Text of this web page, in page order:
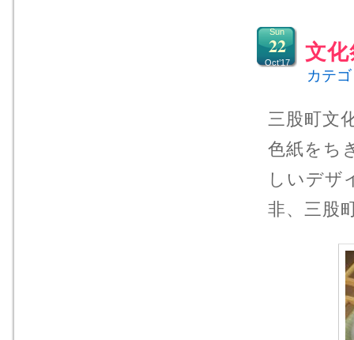
文化
Sun
22
Oct’17
カテ
三股町文
色紙をち
しいデザ
非、三股